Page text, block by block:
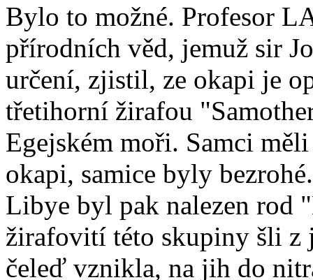
Bylo to možné. Profesor
přírodních věd, jemuž sir
určení, zjistil, ze okapi je
třetihorní žirafou
Egejském moři. Samci
okapi, samice byly
Libye byl pak nalezen rod
žirafovití této skupiny šli z
čeleď vznikla, na jih do